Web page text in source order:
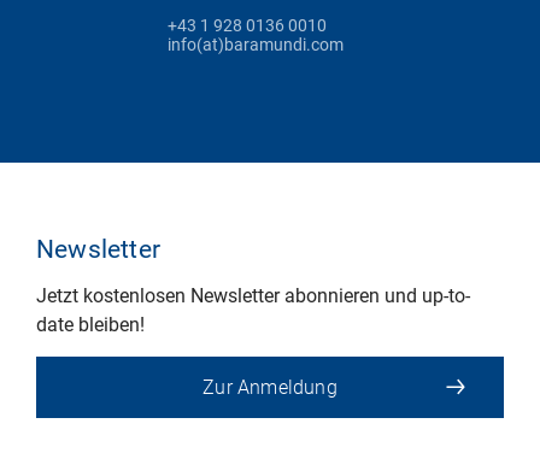
+43 1 928 0136 0010
info(at)baramundi.com
Newsletter
Jetzt kostenlosen Newsletter abonnieren und up-to-
date bleiben!
Zur Anmeldung